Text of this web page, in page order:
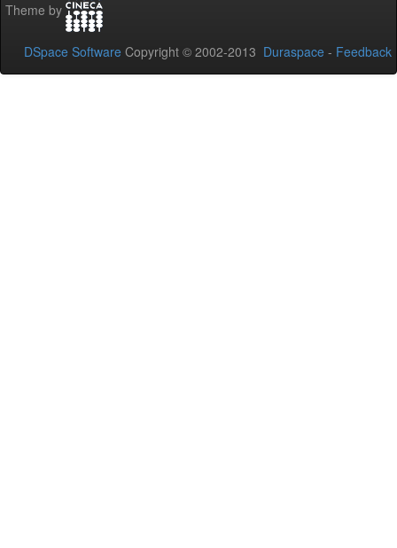
Theme by
DSpace Software Copyright © 2002-2013 Duraspace - Feedback